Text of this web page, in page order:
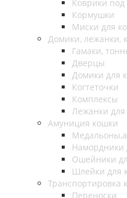
Коврики под
Кормушки
Миски для
Домики, лежанки,
Гамаки,
Дверцы
Домики для
Когтеточки
Комплексы
Лежанки
Амуниция кошки
Намордники
Ошейники
Шлейки для
Транспортировка
Переноски